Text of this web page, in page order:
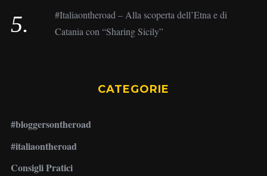
#Italiaontheroad – Alla scoperta dell’Etna e di
Catania con “Sharing Sicily”
CATEGORIE
#bloggersontheroad
#italiaontheroad
Consigli Pratici